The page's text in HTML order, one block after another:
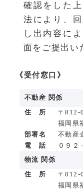
確認をした
法により、
し出内容に
面をご提出い
《受付窓口》
不動産 関係
住 所
〒
福岡県
部署名
不動産
電 話
０９２
物流 関係
住 所
〒
福岡県